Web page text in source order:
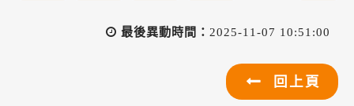
最後異動時間： 2025-11-07 10:51:00
回上頁